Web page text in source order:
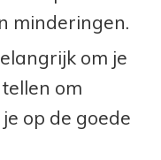
minderingen.
om je
om
op de goede